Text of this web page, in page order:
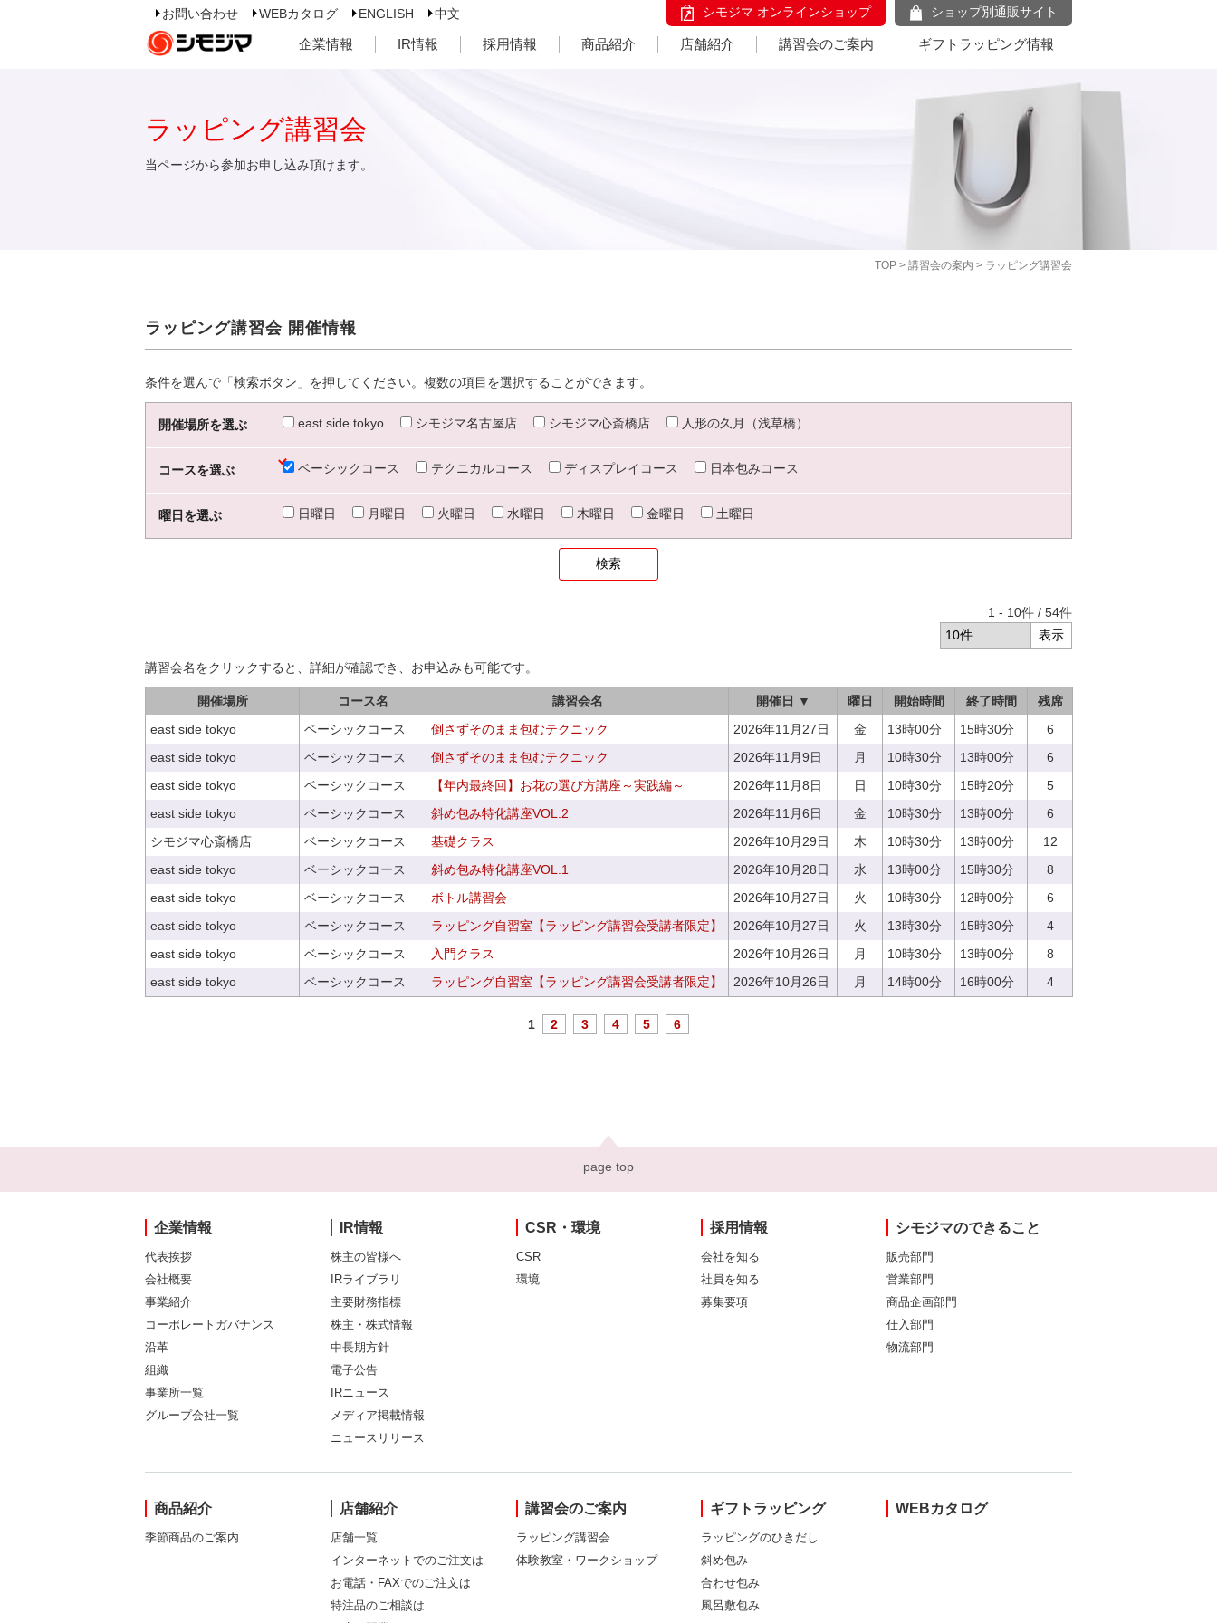
お問い合わせ WEBカタログ ENGLISH 中文 シモジマ オンラインショップ ショップ別通販サイト
企業情報 IR情報 採用情報 商品紹介 店舗紹介 講習会のご案内 ギフトラッピング情報
TOP > 講習会の案内 > ラッピング講習会
ラッピング講習会
当ページから参加お申し込み頂けます。
ラッピング講習会 開催情報
条件を選んで「検索ボタン」を押してください。複数の項目を選択することができます。
開催場所を選ぶ east side tokyo シモジマ名古屋店 シモジマ心斎橋店 人形の久月（浅草橋）
コースを選ぶ ベーシックコース テクニカルコース ディスプレイコース 日本包みコース
曜日を選ぶ 日曜日 月曜日 火曜日 水曜日 木曜日 金曜日 土曜日
1 - 10件 / 54件
講習会名をクリックすると、詳細が確認でき、お申込みも可能です。
開催場所 コース名 講習会名 開催日 ▼ 曜日 開始時間 終了時間
残席
east side tokyo
ベーシックコース 倒さずそのまま包むテクニック 2026年11月27日 金 13時00分 15時30分
6
east side tokyo
ベーシックコース 倒さずそのまま包むテクニック 2026年11月9日 月 10時30分 13時00分
6
east side tokyo
ベーシックコース 【年内最終回】お花の選び方講座～実践編～ 2026年11月8日 日 10時30分 15時20分
5
east side tokyo
ベーシックコース 斜め包み特化講座VOL.2 2026年11月6日 金 10時30分 13時00分
6
シモジマ心斎橋店
ベーシックコース 基礎クラス 2026年10月29日 木 10時30分 13時00分
12
east side tokyo
ベーシックコース 斜め包み特化講座VOL.1 2026年10月28日 水 13時00分 15時30分
8
east side tokyo
ベーシックコース ボトル講習会 2026年10月27日 火 10時30分 12時00分
6
east side tokyo
ベーシックコース ラッピング自習室【ラッピング講習会受講者限定】 2026年10月27日 火 13時30分 15時30分
4
east side tokyo
ベーシックコース 入門クラス 2026年10月26日 月 10時30分 13時00分
8
east side tokyo
ベーシックコース ラッピング自習室【ラッピング講習会受講者限定】 2026年10月26日 月 14時00分 16時00分 4
1 2 3 4 5 6
page top
企業情報
代表挨拶
会社概要
事業紹介
コーポレートガバナンス
沿革
組織
事業所一覧
グループ会社一覧
IR情報
株主の皆様へ
IRライブラリ
主要財務指標
株主・株式情報
中長期方針
電子公告
IRニュース
メディア掲載情報
ニュースリリース
CSR・環境
CSR
環境
採用情報
会社を知る
社員を知る
募集要項
シモジマのできること
販売部門
営業部門
商品企画部門
仕入部門
物流部門
商品紹介
季節商品のご案内
店舗紹介
店舗一覧
インターネットでのご注文は
お電話・FAXでのご注文は
特注品のご相談は
講習会のご案内
ラッピング講習会
体験教室・ワークショップ
ギフトラッピング
ラッピングのひきだし
斜め包み
合わせ包み
風呂敷包み
WEBカタログ